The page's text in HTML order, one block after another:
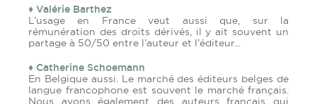
♦ Valérie Barthez
L’usage en France veut aussi que, sur la
rémunération des droits dérivés, il y ait souvent un
partage à 50/50 entre l’auteur et l’éditeur...
♦ Catherine Schoemann
En Belgique aussi. Le marché des éditeurs belges de
langue francophone est souvent le marché français.
Nous avons également des auteurs français qui